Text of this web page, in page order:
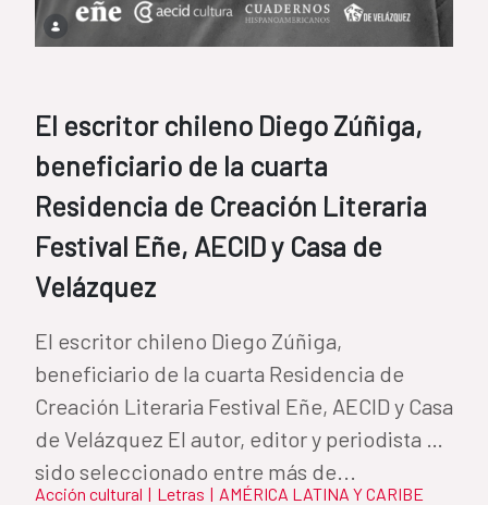
El escritor chileno Diego Zúñiga,
beneficiario de la cuarta
Residencia de Creación Literaria
Festival Eñe, AECID y Casa de
Velázquez
El escritor chileno Diego Zúñiga,
beneficiario de la cuarta Residencia de
Creación Literaria Festival Eñe, AECID y Casa
de Velázquez El autor, editor y periodista ha
sido seleccionado entre más de...
Acción cultural | Letras | AMÉRICA LATINA Y CARIBE